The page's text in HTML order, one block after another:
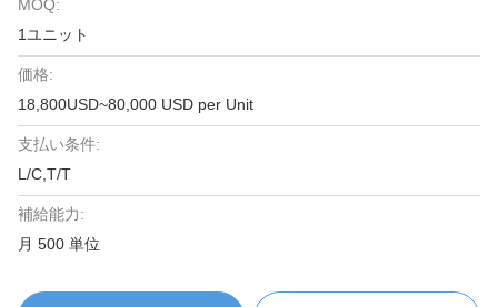
MOQ:
1ユニット
価格:
18,800USD~80,000 USD per Unit
支払い条件:
L/C,T/T
補給能力:
月 500 単位